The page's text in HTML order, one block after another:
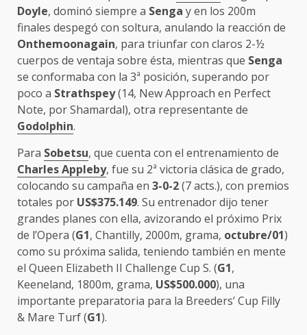
Doyle, dominó siempre a Senga y en los 200m
finales despegó con soltura, anulando la reacción de
Onthemoonagain, para triunfar con claros 2-½
cuerpos de ventaja sobre ésta, mientras que Senga
se conformaba con la 3ª posición, superando por
poco a Strathspey(14, New Approach en Perfect
Note, por Shamardal), otra representante de
Godolphin.
Para Sobetsu, que cuenta con el entrenamiento de
Charles Appleby, fue su 2ª victoria clásica de grado,
colocando su campaña en 3-0-2(7 acts.), con premios
totales por US$375.149. Su entrenador dijo tener
grandes planes con ella, avizorando el próximo Prix
de l’Opera (G1, Chantilly, 2000m, grama, octubre/01)
como su próxima salida, teniendo también en mente
el Queen Elizabeth II Challenge Cup S. (G1,
Keeneland, 1800m, grama, US$500.000), una
importante preparatoria para la Breeders’ Cup Filly
& Mare Turf (G1).